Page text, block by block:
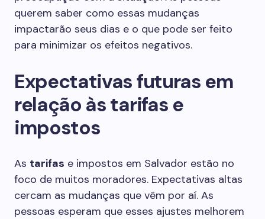
querem saber como essas mudanças
impactarão seus dias e o que pode ser feito
para minimizar os efeitos negativos.
Expectativas futuras em
relação às tarifas e
impostos
As tarifas e impostos em Salvador estão no
foco de muitos moradores. Expectativas altas
cercam as mudanças que vêm por aí. As
pessoas esperam que esses ajustes melhorem